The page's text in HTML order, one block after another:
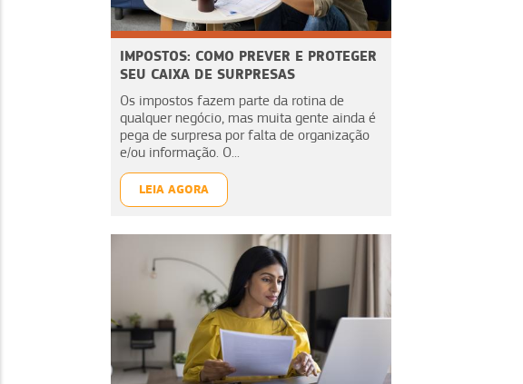
IMPOSTOS: COMO PREVER E PROTEGER
SEU CAIXA DE SURPRESAS
Os impostos fazem parte da rotina de
qualquer negócio, mas muita gente ainda é
pega de surpresa por falta de organização
e/ou informação. O...
LEIA AGORA